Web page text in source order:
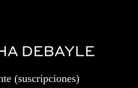
(suscripciones)